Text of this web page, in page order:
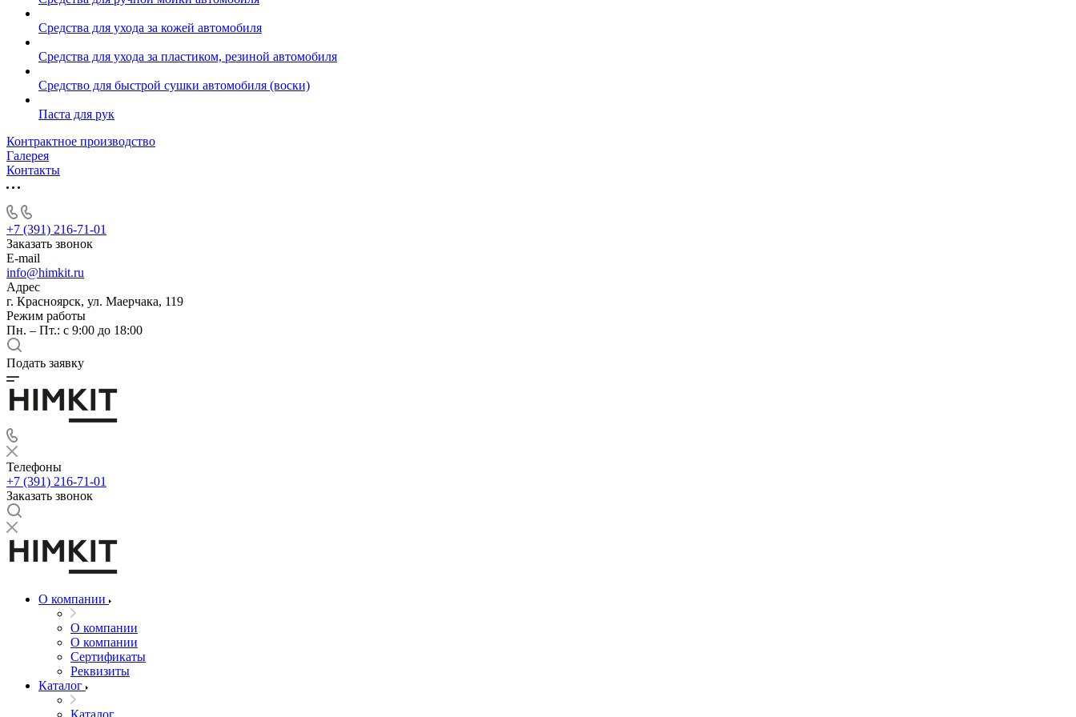
Средства для ухода за кожей автомобиля
Средства для ухода за пластиком, резиной автомобиля
Средство для быстрой сушки автомобиля (воски)
Паста для рук
Контрактное производство
Галерея
Контакты
+7 (391) 216-71-01
Заказать звонок
E-mail
info@himkit.ru
Адрес
г. Красноярск, ул. Маерчака, 119
Режим работы
Пн. – Пт.: с 9:00 до 18:00
Подать заявку
Телефоны
+7 (391) 216-71-01
Заказать звонок
О компании
О компании
О компании
Сертификаты
Реквизиты
Каталог
Каталог